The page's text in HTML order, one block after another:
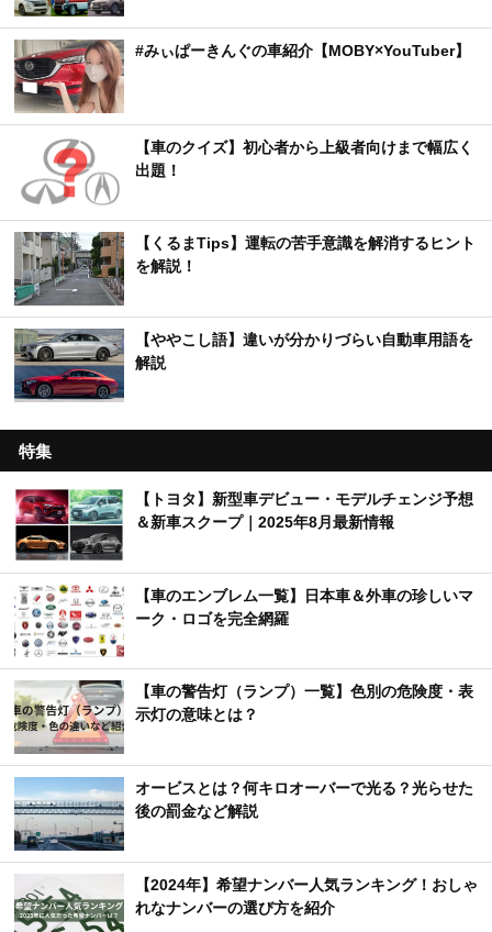
#みぃぱーきんぐの車紹介【MOBY×YouTuber】
【車のクイズ】初心者から上級者向けまで幅広く
出題！
【くるまTips】運転の苦手意識を解消するヒント
を解説！
【ややこし語】違いが分かりづらい自動車用語を
解説
特集
【トヨタ】新型車デビュー・モデルチェンジ予想
＆新車スクープ｜2025年8月最新情報
【車のエンブレム一覧】日本車＆外車の珍しいマ
ーク・ロゴを完全網羅
【車の警告灯（ランプ）一覧】色別の危険度・表
示灯の意味とは？
オービスとは？何キロオーバーで光る？光らせた
後の罰金など解説
【2024年】希望ナンバー人気ランキング！おしゃ
れなナンバーの選び方を紹介